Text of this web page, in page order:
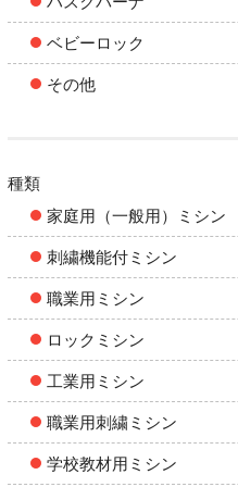
ベビーロック
その他
種類
家庭用（一般用）ミシン
刺繍機能付ミシン
職業用ミシン
ロックミシン
工業用ミシン
職業用刺繍ミシン
学校教材用ミシン